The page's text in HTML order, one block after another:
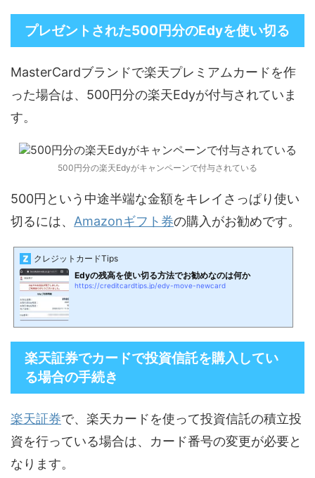
プレゼントされた500円分のEdyを使い切る
MasterCardブランドで楽天プレミアムカードを作
った場合は、500円分の楽天Edyが付与されていま
す。
500円分の楽天Edyがキャンペーンで付与されている
500円という中途半端な金額をキレイさっぱり使い
切るには、 Amazonギフト券の購入がお勧めです。
クレジットカードTips
Edyの残高を使い切る方法でお勧めなのは何か
https://creditcardtips.jp/edy-move-newcard
楽天証券でカードで投資信託を購入してい
る場合の手続き
楽天証券で、楽天カードを使って投資信託の積立投
資を行っている場合は、カード番号の変更が必要と
なります。